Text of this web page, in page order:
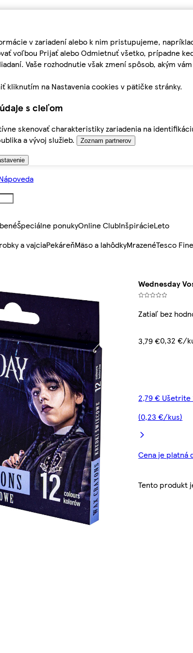
v zariadení alebo k nim pristupujeme,
voľbou Prijať alebo Odmietnuť všetko, prípadne
Vaše rozhodnutie však zmení spôsob, akým
kliknutím na Nastavenia cookies v pätičke stránky.
s cieľom
skenovať charakteristiky zariadenia na
a vývoj služieb.
Zoznam partnerov
Špeciálne ponukyOnline ClubInšpirácieLeto
a vajciaPekáreňMäso a lahôdkyMrazenéTesco
Wednesday
Zatiaľ bez
3,79 €0,32 €/
2,79 € Ušetrite
(0,23 €/kus)
Cena je platná
Tento produkt